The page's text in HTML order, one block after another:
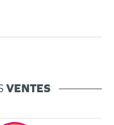
VENTES